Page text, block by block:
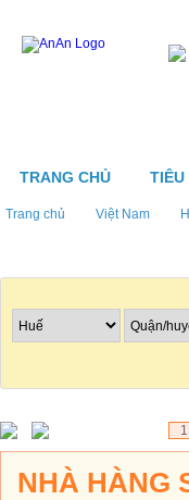
TRANG CHỦ TIÊU
Trang chủ Việt Nam
1
NHÀ HÀNG